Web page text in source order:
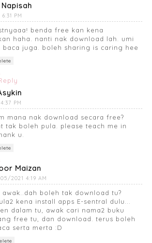
PM
benda free kan kena
haha. nanti nak download lah. umi
baca juga. boleh sharing is caring hee
PM
mana nak download secara free?
tak boleh pula. please teach me in
u.
Maizan
2021 4:19 AM
awak..dah boleh tak download tu?
kena install apps E-sentral dulu...
dalam tu, awak cari nama2 buku
free tu, dan download. terus boleh
serta merta :D